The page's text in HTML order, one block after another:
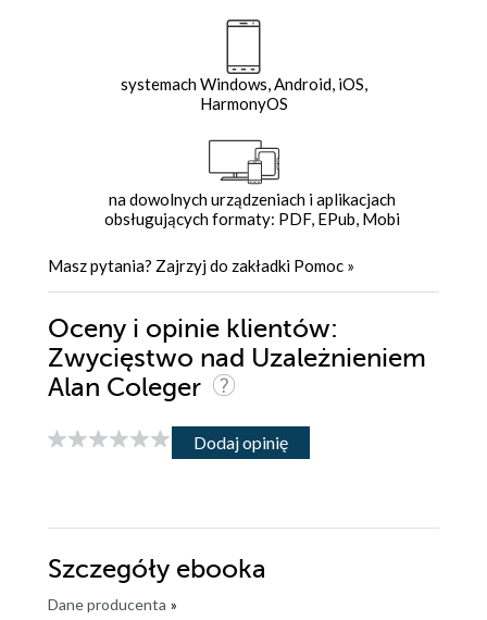
systemach Windows, Android, iOS,
HarmonyOS
na dowolnych urządzeniach i aplikacjach
obsługujących formaty: PDF, EPub, Mobi
Masz pytania? Zajrzyj do zakładki Pomoc »
Oceny i opinie klientów:
Zwycięstwo nad Uzależnieniem
Alan Coleger
Dodaj opinię
Szczegóły ebooka
Dane producenta »